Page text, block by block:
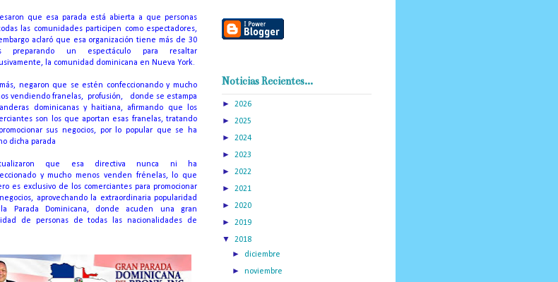
que esa parada está abierta a que personas
las comunidades participen como espectadores,
aclaró que esa organización tiene más de 30
preparando un espectáculo para resaltar
la comunidad dominicana en Nueva York.
negaron que se estén confeccionando y mucho
vendiendo franelas,
profusión,
donde se estampa
dominicanas y haitiana, afirmando que los
son los que aportan esas franelas, tratando
sus negocios, por lo popular que se ha
dicha parada
que esa directiva nunca ni ha
y mucho menos venden frénelas, lo que
es exclusivo de los comerciantes para promocionar
aprovechando la extraordinaria popularidad
Parada Dominicana, donde acuden una gran
de personas de todas las nacionalidades de
Noticias Recientes...
► 2026
► 2025
► 2024
► 2023
► 2022
► 2021
► 2020
► 2019
▼ 2018
► diciembre
►noviembre